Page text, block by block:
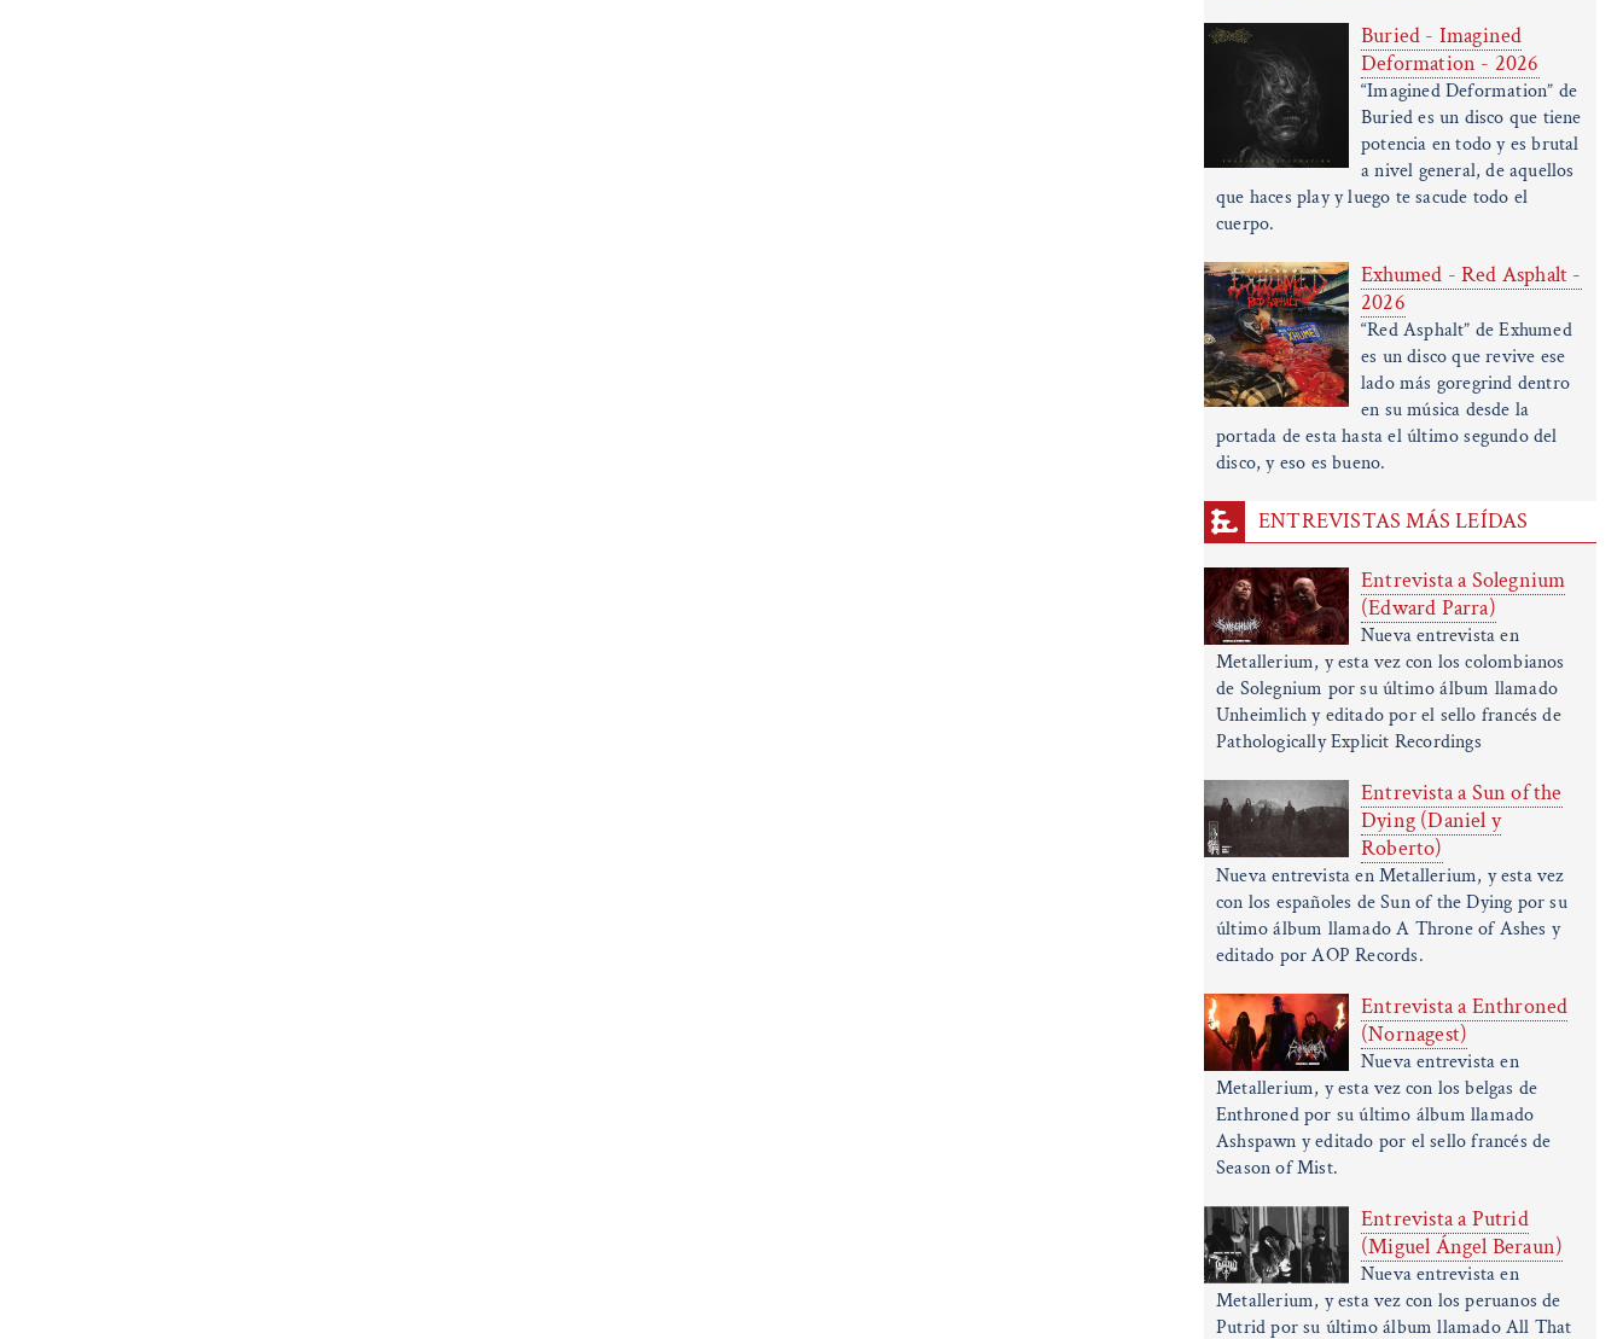
Buried - Imagined
Deformation - 2026
“Imagined Deformation” de
Buried es un disco que tiene
potencia en todo y es brutal
a nivel general, de aquellos
que haces play y luego te sacude todo el
cuerpo.
Exhumed - Red Asphalt -
2026
“Red Asphalt” de Exhumed
es un disco que revive ese
lado más goregrind dentro
en su música desde la
portada de esta hasta el último segundo del
disco, y eso es bueno.
ENTREVISTAS MÁS LEÍDAS
Entrevista a Solegnium
(Edward Parra)
Nueva entrevista en
Metallerium, y esta vez con los colombianos
de Solegnium por su último álbum llamado
Unheimlich y editado por el sello francés de
Pathologically Explicit Recordings
Entrevista a Sun of the
Dying (Daniel y
Roberto)
Nueva entrevista en Metallerium, y esta vez
con los españoles de Sun of the Dying por su
último álbum llamado A Throne of Ashes y
editado por AOP Records.
Entrevista a Enthroned
(Nornagest)
Nueva entrevista en
Metallerium, y esta vez con los belgas de
Enthroned por su último álbum llamado
Ashspawn y editado por el sello francés de
Season of Mist.
Entrevista a Putrid
(Miguel Ángel Beraun)
Nueva entrevista en
Metallerium, y esta vez con los peruanos de
Putrid por su último álbum llamado All That